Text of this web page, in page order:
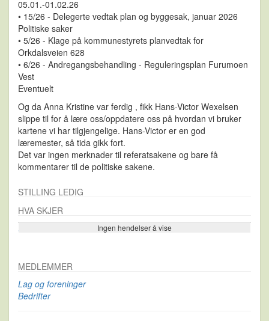
05.01.-01.02.26
• 15/26 - Delegerte vedtak plan og byggesak, januar 2026
Politiske saker
• 5/26 - Klage på kommunestyrets planvedtak for
Orkdalsveien 628
• 6/26 - Andregangsbehandling - Reguleringsplan Furumoen
Vest
Eventuelt
Og da Anna Kristine var ferdig , fikk Hans-Victor Wexelsen
slippe til for å lære oss/oppdatere oss på hvordan vi bruker
kartene vi har tilgjengelige. Hans-Victor er en god
læremester, så tida gikk fort.
Det var ingen merknader til referatsakene og bare få
kommentarer til de politiske sakene.
STILLING LEDIG
HVA SKJER
Ingen hendelser å vise
Se flere…
MEDLEMMER
Lag og foreninger
Bedrifter